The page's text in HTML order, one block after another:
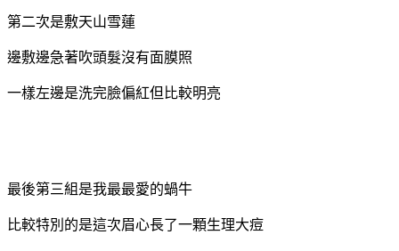
第二次是敷天山雪蓮
邊敷邊急著吹頭髮沒有面膜照
一樣左邊是洗完臉偏紅但比較明亮
最後第三組是我最最愛的蝸牛
比較特別的是這次眉心長了一顆生理大痘